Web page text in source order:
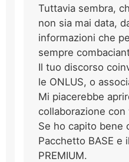
Tuttavia sembra,
non sia mai data,
informazioni che
sempre
Il tuo discorso
le ONLUS, o
Mi piacerebbe
collaborazione con
Se ho capito bene
Pacchetto BASE e
PREMIUM.